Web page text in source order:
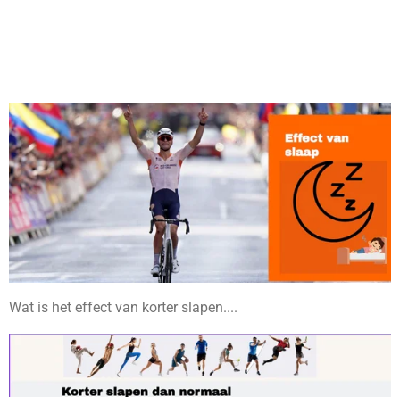
Wat is het effect van korter slapen....